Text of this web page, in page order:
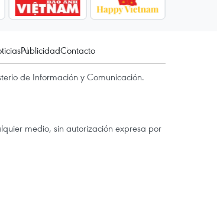
PublicidadContacto
de Información y Comunicación.
medio, sin autorización expresa por